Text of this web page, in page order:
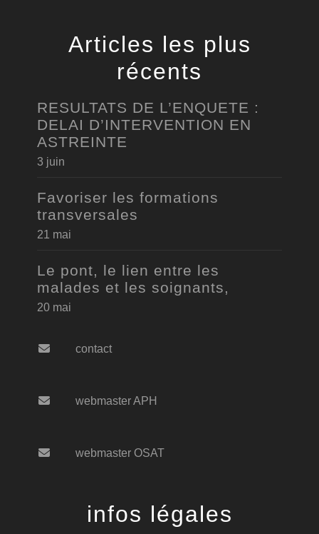
Articles les plus
récents
RESULTATS DE L’ENQUETE :
DELAI D’INTERVENTION EN
ASTREINTE
3 juin
Favoriser les formations
transversales
21 mai
Le pont, le lien entre les
malades et les soignants,
20 mai
contact
webmaster APH
webmaster OSAT
infos légales